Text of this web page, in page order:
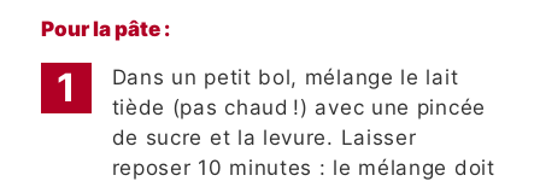
Pour la pâte :
Dans un petit bol, mélange le lait
tiède (pas chaud !) avec une pincée
de sucre et la levure. Laisser
reposer 10 minutes : le mélange doit